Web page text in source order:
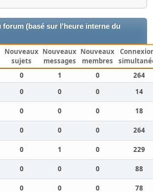
forum (basé sur l'heure interne du
Nouveaux
sujets
Nouveaux
messages
Nouveaux
membres
0 1 0
264
0 0 0
14
0 0 0
18
0 0 0
264
0 1 0
229
0 0 0
88
0 0 0 78